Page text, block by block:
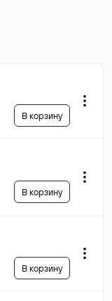
В корзину
В корзину
В корзину